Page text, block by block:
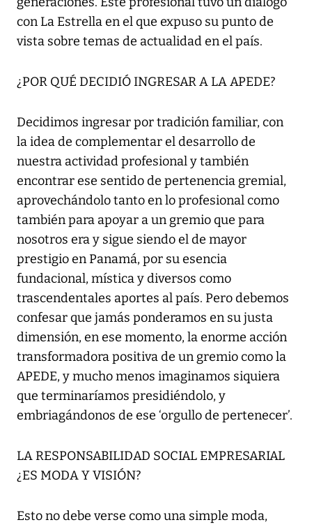
con La Estrella en el que expuso su punto de
vista sobre temas de actualidad en el país.
¿POR QUÉ DECIDIÓ INGRESAR A LA APEDE?
Decidimos ingresar por tradición familiar, con
la idea de complementar el desarrollo de
nuestra actividad profesional y también
encontrar ese sentido de pertenencia gremial,
aprovechándolo tanto en lo profesional como
también para apoyar a un gremio que para
nosotros era y sigue siendo el de mayor
prestigio en Panamá, por su esencia
fundacional, mística y diversos como
trascendentales aportes al país. Pero debemos
confesar que jamás ponderamos en su justa
dimensión, en ese momento, la enorme acción
transformadora positiva de un gremio como la
APEDE, y mucho menos imaginamos siquiera
que terminaríamos presidiéndolo, y
embriagándonos de ese ‘orgullo de pertenecer’.
LA RESPONSABILIDAD SOCIAL EMPRESARIAL
¿ES MODA Y VISIÓN?
Esto no debe verse como una simple moda,